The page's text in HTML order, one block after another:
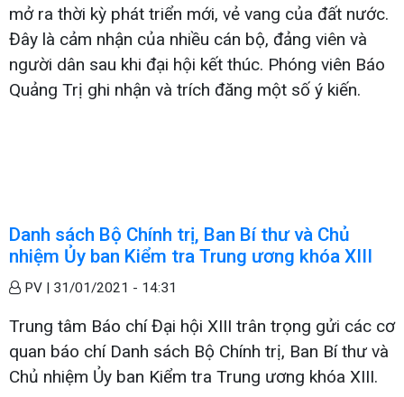
mở ra thời kỳ phát triển mới, vẻ vang của đất nước.
Đây là cảm nhận của nhiều cán bộ, đảng viên và
người dân sau khi đại hội kết thúc. Phóng viên Báo
Quảng Trị ghi nhận và trích đăng một số ý kiến.
Danh sách Bộ Chính trị, Ban Bí thư và Chủ
nhiệm Ủy ban Kiểm tra Trung ương khóa XIII
PV | 31/01/2021 - 14:31
Trung tâm Báo chí Đại hội XIII trân trọng gửi các cơ
quan báo chí Danh sách Bộ Chính trị, Ban Bí thư và
Chủ nhiệm Ủy ban Kiểm tra Trung ương khóa XIII.